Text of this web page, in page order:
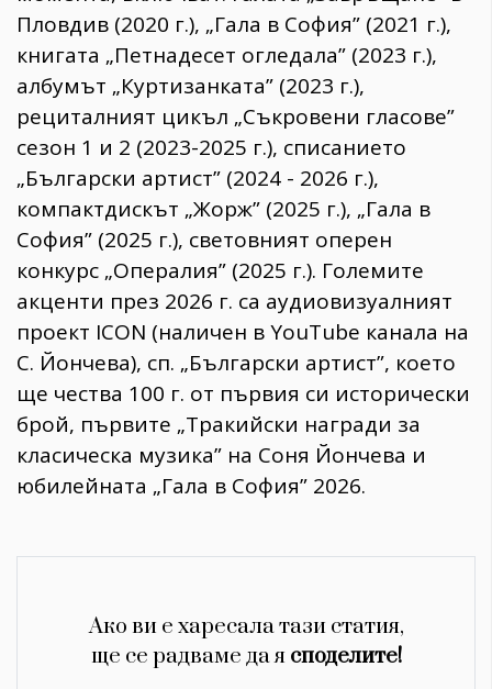
Пловдив (2020 г.), „Гала в София” (2021 г.),
книгата „Петнадесет огледала” (2023 г.),
албумът „Куртизанката” (2023 г.),
рециталният цикъл „Съкровени гласове”
сезон 1 и 2 (2023-2025 г.), списанието
„Български артист” (2024 - 2026 г.),
компактдискът „Жорж” (2025 г.), „Гала в
София” (2025 г.), световният оперен
конкурс „Опералия” (2025 г.). Големите
акценти през 2026 г. са аудиовизуалният
проект ICON (наличен в YouTube канала на
С. Йончева), сп. „Български артист”, което
ще чества 100 г. от първия си исторически
брой, първите „Тракийски награди за
класическа музика” на Соня Йончева и
юбилейната „Гала в София” 2026.
Ако ви е харесала тази статия,
ще се радваме да я споделите!